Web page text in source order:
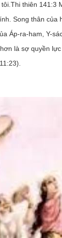
thiên 141:3
Song thân của
Áp-ra-ham, Y-
là sợ quyền